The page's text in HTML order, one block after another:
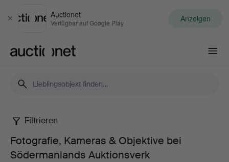
Schließen
Auctionet
Verfügbar auf Google Play Anzeigen
Fotografie,
Kameras
Filtrieren
Fotografie, Kameras & Objektive bei
Södermanlands Auktionsverk